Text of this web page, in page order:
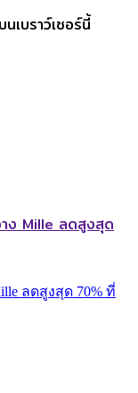
เบราว์เซอร์นี้
ลดสูงสุด 70% ที่